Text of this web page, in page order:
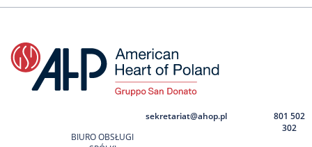
BIURO OBSŁUGI
sekretariat@ahop.pl
801 502
302